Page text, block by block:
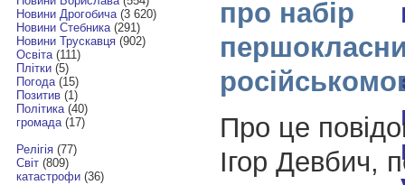
Новини Дрогобича(3 620)
Новини Стебника(291)
Новини Трускавця(902)
Освіта(111)
Плітки(5)
Погода(15)
Позитив(1)
Політика(40)
громада(17)
Релігія(77)
Світ(809)
катастрофи(36)
про набір
Про це
Ігор Девбич,